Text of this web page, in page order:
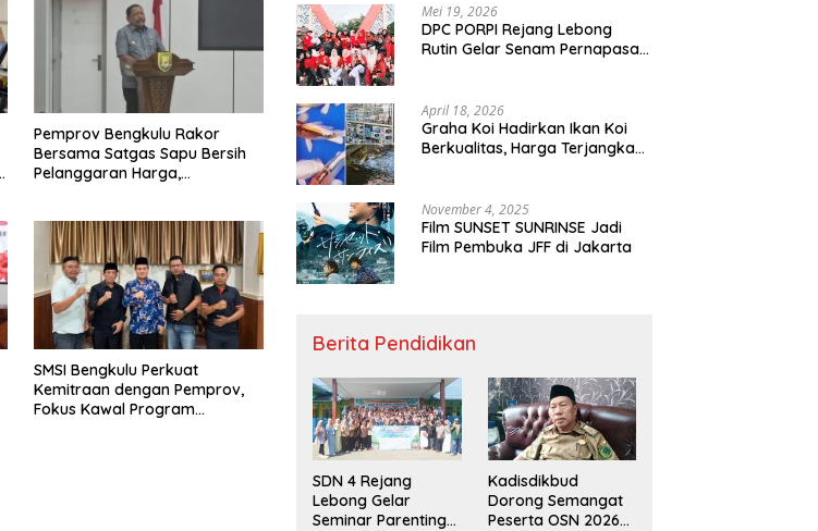
Pemprov Bengkulu Rakor
Bersama Satgas Sapu Bersih
Pelanggaran Harga,
Sorotan
SMSI Bengkulu Perkuat
Kemitraan dengan Pemprov,
Fokus Kawal Program
Mei 19, 2026
DPC PORPI Rejang Lebong
Rutin Gelar Senam Pernapasan
April 18, 2026
Graha Koi Hadirkan Ikan Koi
Berkualitas, Harga Terjangkau
November 4, 2025
Film SUNSET SUNRINSE Jadi
Film Pembuka JFF di Jakarta
Berita Pendidikan
SDN 4 Rejang
Lebong Gelar
Seminar Parenting
Kadisdikbud
Dorong Semangat
Peserta OSN 2026